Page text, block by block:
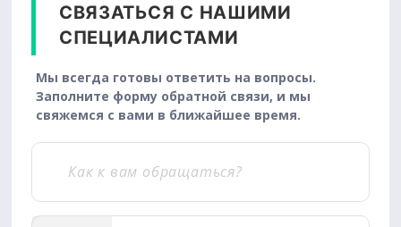
СВЯЗАТЬСЯ С НАШИМИ
СПЕЦИАЛИСТАМИ
Мы всегда готовы ответить на вопросы.
Заполните форму обратной связи, и мы
свяжемся с вами в ближайшее время.